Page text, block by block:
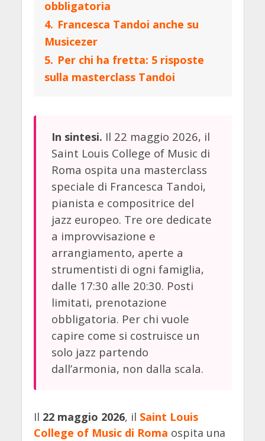
obbligatoria
4. Francesca Tandoi anche su
Musicezer
5. Per chi ha fretta: 5 risposte
sulla masterclass Tandoi
In sintesi. Il 22 maggio 2026, il
Saint Louis College of Music di
Roma ospita una masterclass
speciale di Francesca Tandoi,
pianista e compositrice del
jazz europeo. Tre ore dedicate
a improvvisazione e
arrangiamento, aperte a
strumentisti di ogni famiglia,
dalle 17:30 alle 20:30. Posti
limitati, prenotazione
obbligatoria. Per chi vuole
capire come si costruisce un
solo jazz partendo
dall’armonia, non dalla scala.
Il 22 maggio 2026, il Saint Louis
College of Music di Roma ospita una